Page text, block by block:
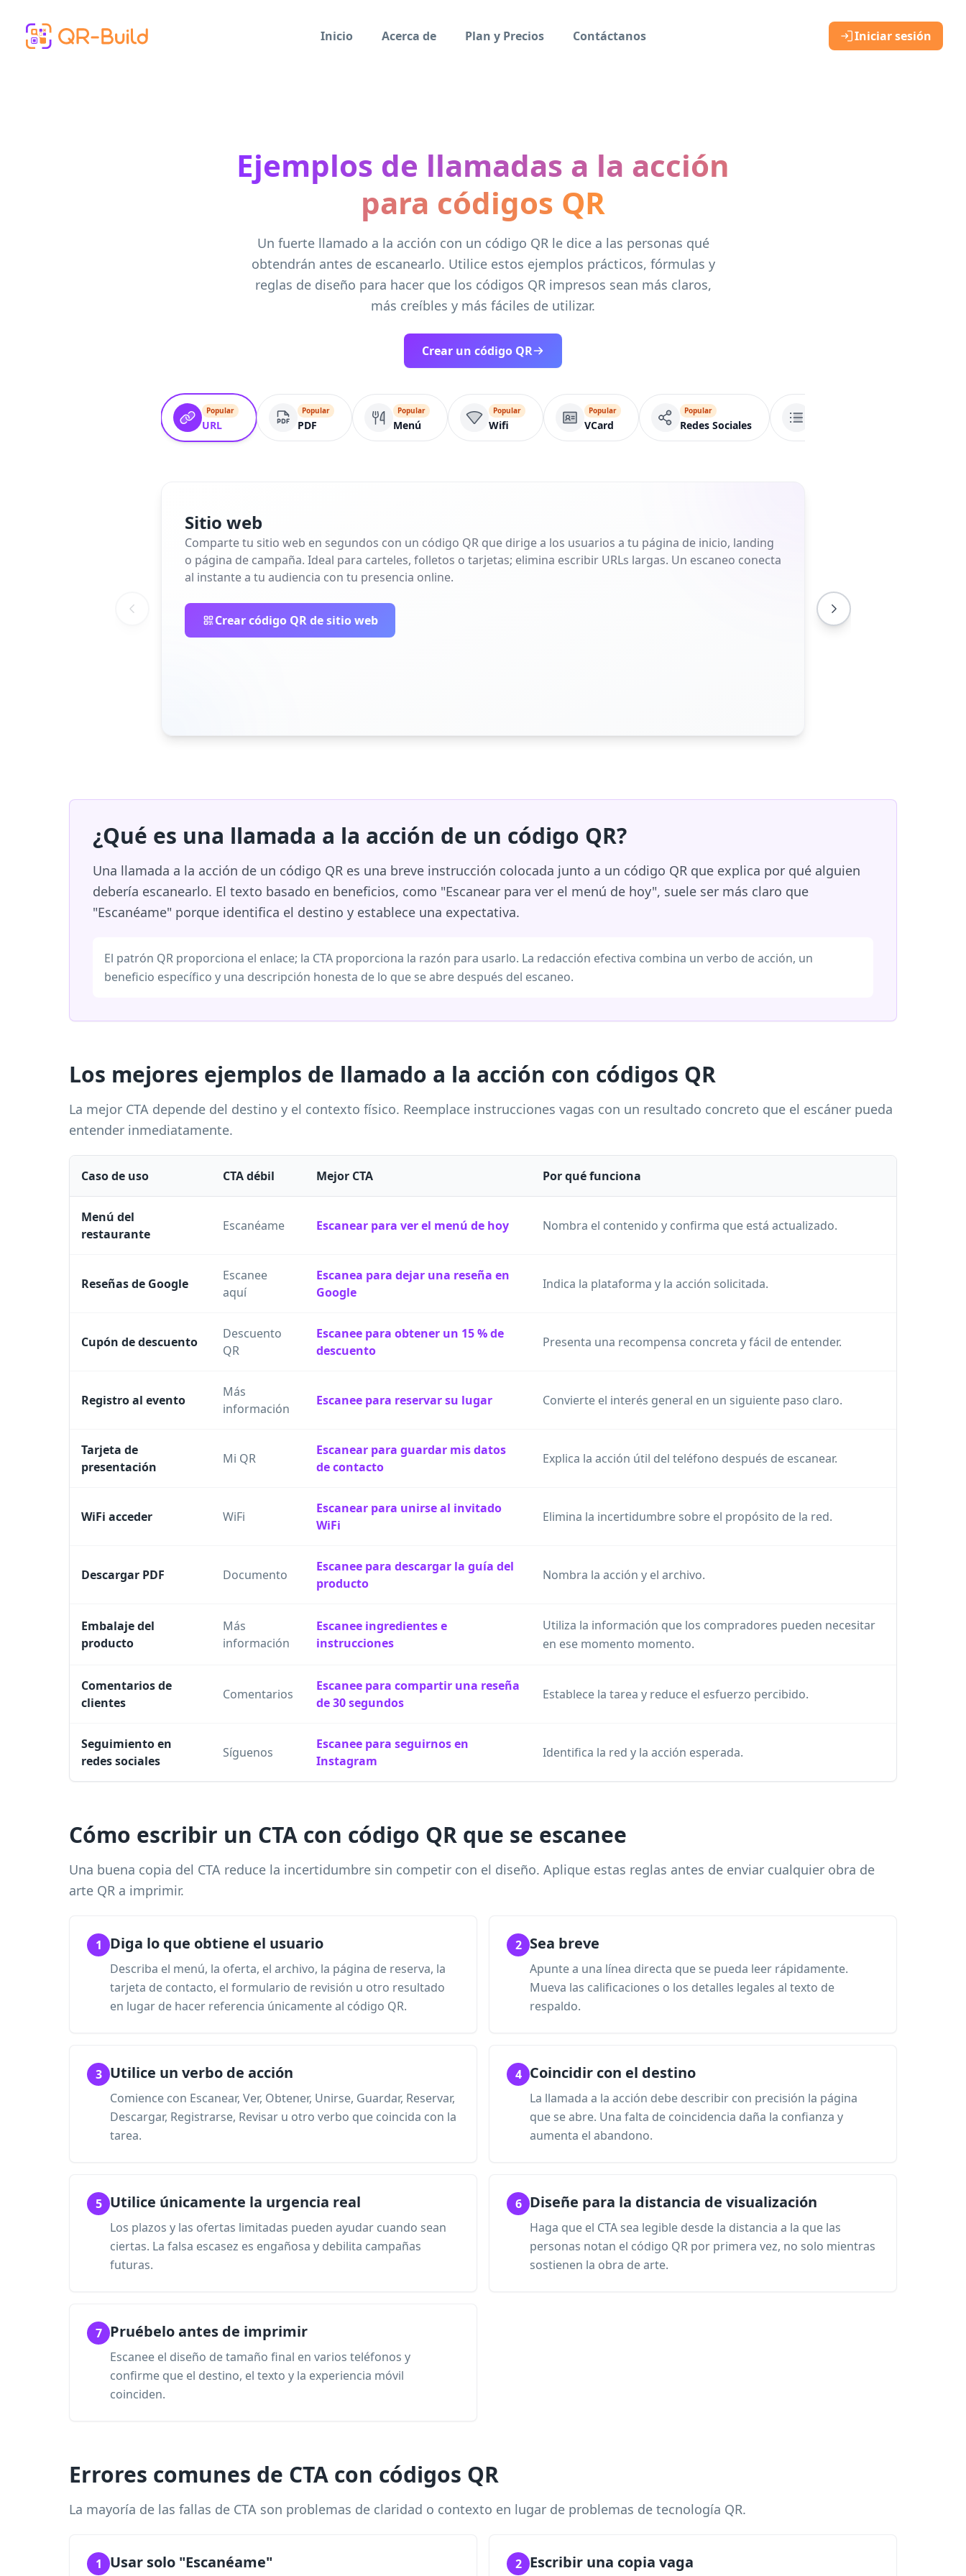
Inicio
Acerca de Plan y Precios Contáctanos Iniciar sesión
Ejemplos de llamadas a la acción
para códigos QR
Un fuerte llamado a la acción con un código QR le dice a las personas qué
obtendrán antes de escanearlo. Utilice estos ejemplos prácticos, fórmulas y
reglas de diseño para hacer que los códigos QR impresos sean más claros,
más creíbles y más fáciles de utilizar.
Crear un código QR
Popular
URL
Popular
PDF
Popular
Menú
Popular
Wifi
Popular
VCard
Popular
Redes Sociales
Sitio web
Comparte tu sitio web en segundos con un código QR que dirige a los usuarios a tu página de inicio, landing
o página de campaña. Ideal para carteles, folletos o tarjetas; elimina escribir URLs largas. Un escaneo conecta
al instante a tu audiencia con tu presencia online.
Crear código QR de sitio web
¿Qué es una llamada a la acción de un código QR?
Una llamada a la acción de un código QR es una breve instrucción colocada junto a un código QR que explica por qué alguien
debería escanearlo. El texto basado en beneficios, como "Escanear para ver el menú de hoy", suele ser más claro que
"Escanéame" porque identifica el destino y establece una expectativa.
El patrón QR proporciona el enlace; la CTA proporciona la razón para usarlo. La redacción efectiva combina un verbo de acción, un
beneficio específico y una descripción honesta de lo que se abre después del escaneo.
Los mejores ejemplos de llamado a la acción con códigos QR
La mejor CTA depende del destino y el contexto físico. Reemplace instrucciones vagas con un resultado concreto que el escáner pueda
entender inmediatamente.
Caso de uso CTA débil Mejor CTA Por qué funciona
Menú del
restaurante
Escanéame Escanear para ver el menú de hoy Nombra el contenido y confirma que está actualizado.
Reseñas de Google
Escanee
aquí
Escanea para dejar una reseña en
Google
Indica la plataforma y la acción solicitada.
Cupón de descuento
Descuento
QR
Escanee para obtener un 15 % de
descuento
Presenta una recompensa concreta y fácil de entender.
Registro al evento
Más
información
Escanee para reservar su lugar Convierte el interés general en un siguiente paso claro.
Tarjeta de
presentación
Mi QR
Escanear para guardar mis datos
de contacto
Explica la acción útil del teléfono después de escanear.
WiFi acceder WiFi
Escanear para unirse al invitado
WiFi
Elimina la incertidumbre sobre el propósito de la red.
Descargar PDF Documento
Escanee para descargar la guía del
producto
Nombra la acción y el archivo.
Embalaje del
producto
Más
información
Escanee ingredientes e
instrucciones
Utiliza la información que los compradores pueden necesitar
en ese momento momento.
Comentarios de
clientes
Comentarios
Escanee para compartir una reseña
de 30 segundos
Establece la tarea y reduce el esfuerzo percibido.
Seguimiento en
redes sociales
Síguenos
Escanee para seguirnos en
Instagram
Identifica la red y la acción esperada.
Cómo escribir un CTA con código QR que se escanee
Una buena copia del CTA reduce la incertidumbre sin competir con el diseño. Aplique estas reglas antes de enviar cualquier obra de
arte QR a imprimir.
1 Diga lo que obtiene el usuario
Describa el menú, la oferta, el archivo, la página de reserva, la
tarjeta de contacto, el formulario de revisión u otro resultado
en lugar de hacer referencia únicamente al código QR.
2 Sea breve
Apunte a una línea directa que se pueda leer rápidamente.
Mueva las calificaciones o los detalles legales al texto de
respaldo.
3 Utilice un verbo de acción
Comience con Escanear, Ver, Obtener, Unirse, Guardar, Reservar,
Descargar, Registrarse, Revisar u otro verbo que coincida con la
tarea.
4 Coincidir con el destino
La llamada a la acción debe describir con precisión la página
que se abre. Una falta de coincidencia daña la confianza y
aumenta el abandono.
5 Utilice únicamente la urgencia real
Los plazos y las ofertas limitadas pueden ayudar cuando sean
ciertas. La falsa escasez es engañosa y debilita campañas
futuras.
6 Diseñe para la distancia de visualización
Haga que el CTA sea legible desde la distancia a la que las
personas notan el código QR por primera vez, no solo mientras
sostienen la obra de arte.
7 Pruébelo antes de imprimir
Escanee el diseño de tamaño final en varios teléfonos y
confirme que el destino, el texto y la experiencia móvil
coinciden.
Errores comunes de CTA con códigos QR
La mayoría de las fallas de CTA son problemas de claridad o contexto en lugar de problemas de tecnología QR.
1 Usar solo "Escanéame" 2 Escribir una copia vaga